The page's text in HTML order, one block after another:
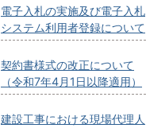
電子入札の実施及び電子入札
システム利用者登録について
契約書様式の改正について
（令和7年4月1日以降適用）
建設工事における現場代理人